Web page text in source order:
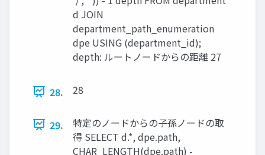
d JOIN
department_path_enumeration
dpe USING (department_id);
depth: ルートノードからの距離 27
28. 28
29.
特定のノードからの子孫ノードの取
得 SELECT d.*, dpe.path,
CHAR_LENGTH(dpe.path) -